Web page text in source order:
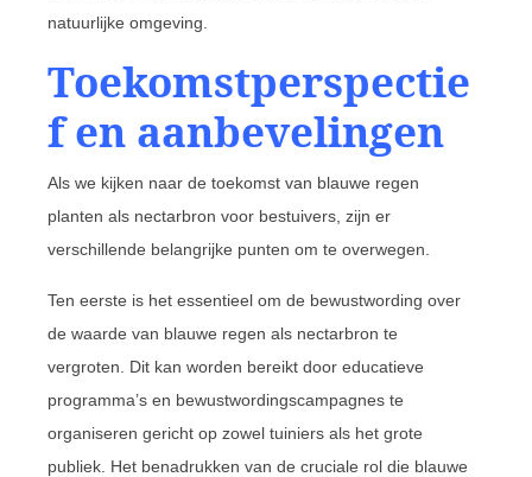
natuurlijke omgeving.
Toekomstperspectie
f en aanbevelingen
Als we kijken naar de toekomst van blauwe regen
planten als nectarbron voor bestuivers, zijn er
verschillende belangrijke punten om te overwegen.
Ten eerste is het essentieel om de bewustwording over
de waarde van blauwe regen als nectarbron te
vergroten. Dit kan worden bereikt door educatieve
programma’s en bewustwordingscampagnes te
organiseren gericht op zowel tuiniers als het grote
publiek. Het benadrukken van de cruciale rol die blauwe